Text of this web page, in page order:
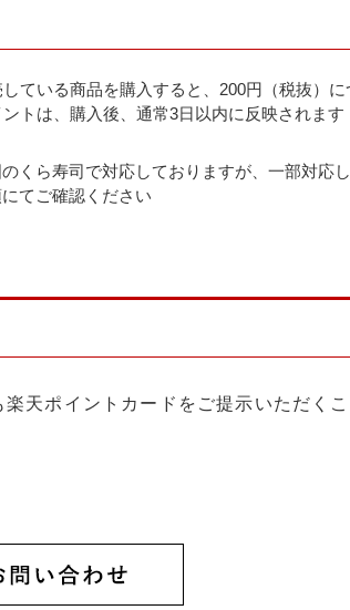
している商品を購入すると、200円（税抜）
ントは、購入後、通常3日以内に反映されます
くら寿司で対応しておりますが、一部対応
にてご確認ください
天ポイントカードをご提示いただく